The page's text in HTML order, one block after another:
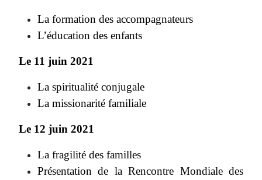
La formation des accompagnateurs
L’éducation des enfants
Le 11 juin 2021
La spiritualité conjugale
La missionarité familiale
Le 12 juin 2021
La fragilité des familles
Présentation de la Rencontre Mondiale des